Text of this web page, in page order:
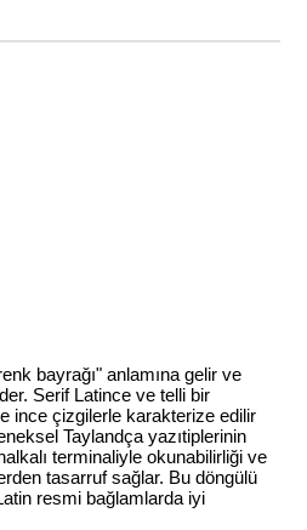
bayrağı" anlamına gelir ve
Serif Latince ve telli bir
ince çizgilerle karakterize edilir
Taylandça yazıtiplerinin
terminaliyle okunabilirliği ve
tasarruf sağlar. Bu döngülü
resmi bağlamlarda iyi